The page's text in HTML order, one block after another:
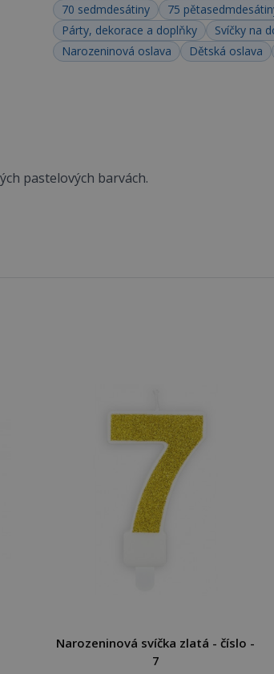
70 sedmdesátiny
75
Párty, dekorace a doplňky
Svíčky na
Narozeninová oslava
Dětská oslava
pastelových barvách.
Narozeninová svíčka zlatá - číslo -
7